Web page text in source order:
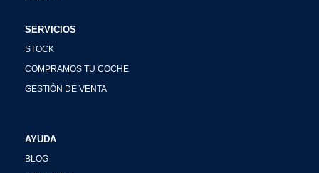
SERVICIOS
STOCK
COMPRAMOS TU COCHE
GESTIÓN DE VENTA
AYUDA
BLOG